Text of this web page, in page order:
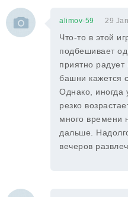
alimov-59 29
Что-то в этой
подбешивает
приятно радует
башни кажется
Однако, иногда
резко
много времени
дальше.
вечеров